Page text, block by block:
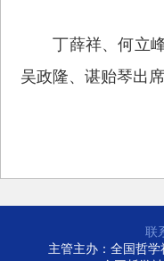
丁薛祥、何立
吴政隆、谌贻琴出席
联
主管主办：全国哲